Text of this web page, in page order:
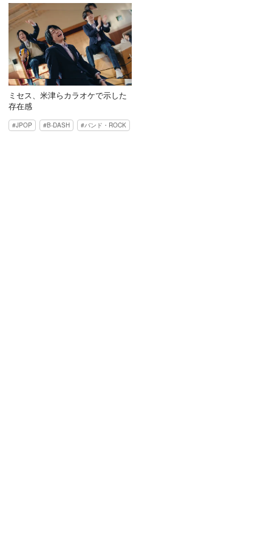
ミセス、米津らカラオケで示した
存在感
JPOP B-DASH バンド・ROCK